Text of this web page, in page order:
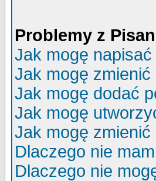
Problemy z
Jak mogę
Jak mogę
Jak mogę dodać
Jak mogę
Jak mogę
Dlaczego nie
Dlaczego nie